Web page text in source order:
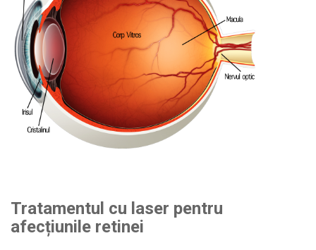
Tratamentul cu laser pentru
afecțiunile retinei